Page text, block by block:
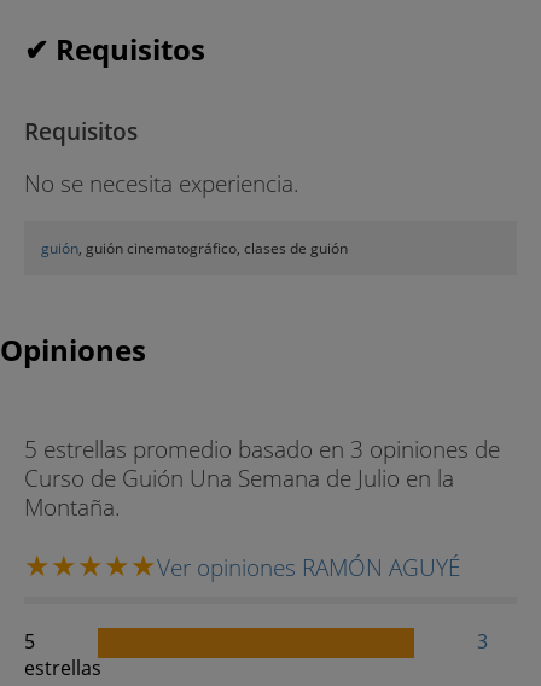
✔ Requisitos
Requisitos
No se necesita experiencia.
guión, guión cinematográfico, clases de guión
Opiniones
5 estrellas promedio basado en 3 opiniones de
Curso de Guión Una Semana de Julio en la
Montaña.
Ver opiniones RAMÓN AGUYÉ
5
estrellas
3